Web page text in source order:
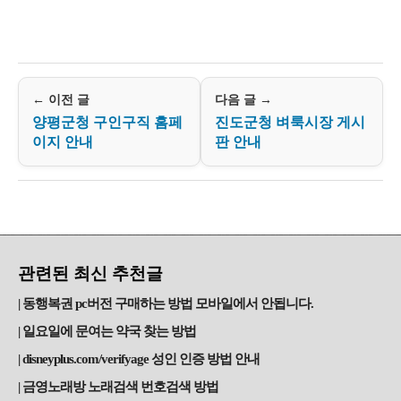
← 이전 글
양평군청 구인구직 홈페
이지 안내
다음 글 →
진도군청 벼룩시장 게시
판 안내
관련된 최신 추천글
동행복권 pc버전 구매하는 방법 모바일에서 안됩니다.
일요일에 문여는 약국 찾는 방법
disneyplus.com/verifyage 성인 인증 방법 안내
금영노래방 노래검색 번호검색 방법